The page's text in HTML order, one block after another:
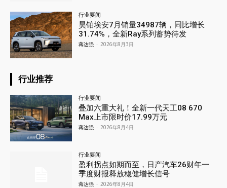
行业要闻
昊铂埃安7月销量34987辆，同比增长
31.74%，全新Ray系列蓄势待发
蒋达强 - 2026年8月3日
行业推荐
行业要闻
叠加六重大礼！全新一代天工08 670
Max上市限时价17.99万元
蒋达强 - 2026年8月4日
行业要闻
盈利拐点如期而至，日产汽车26财年一
季度财报释放稳健增长信号
蒋达强 - 2026年8月4日